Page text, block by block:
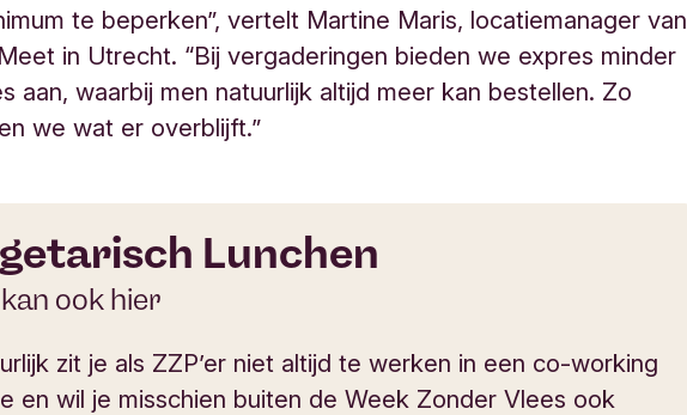
te beperken”, vertelt Martine Maris, locatiemanager van
in Utrecht. “Bij vergaderingen bieden we expres minder
aan, waarbij men natuurlijk altijd meer kan bestellen. Zo
we wat er overblijft.”
Lunchen
ook hier
zit je als ZZP’er niet altijd te werken in een co-working
en wil je misschien buiten de Week Zonder Vlees ook